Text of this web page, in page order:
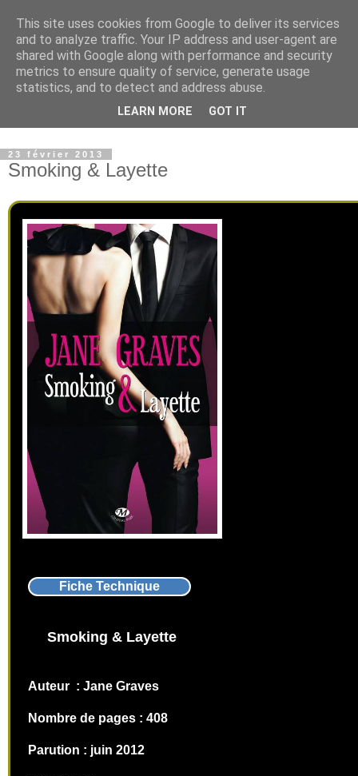
Paradise Book - Un paradis
où les livres sont à
l'honneur
23 février 2013
Smoking & Layette
Fiche Technique
Smoking & Layette
Auteur : Jane Graves
Nombre de pages : 408
Parution : juin 2012
This site uses cookies from Google to deliver its services
and to analyze traffic. Your IP address and user-agent are
shared with Google along with performance and security
metrics to ensure quality of service, generate usage
statistics, and to detect and address abuse.
LEARN MORE GOT IT